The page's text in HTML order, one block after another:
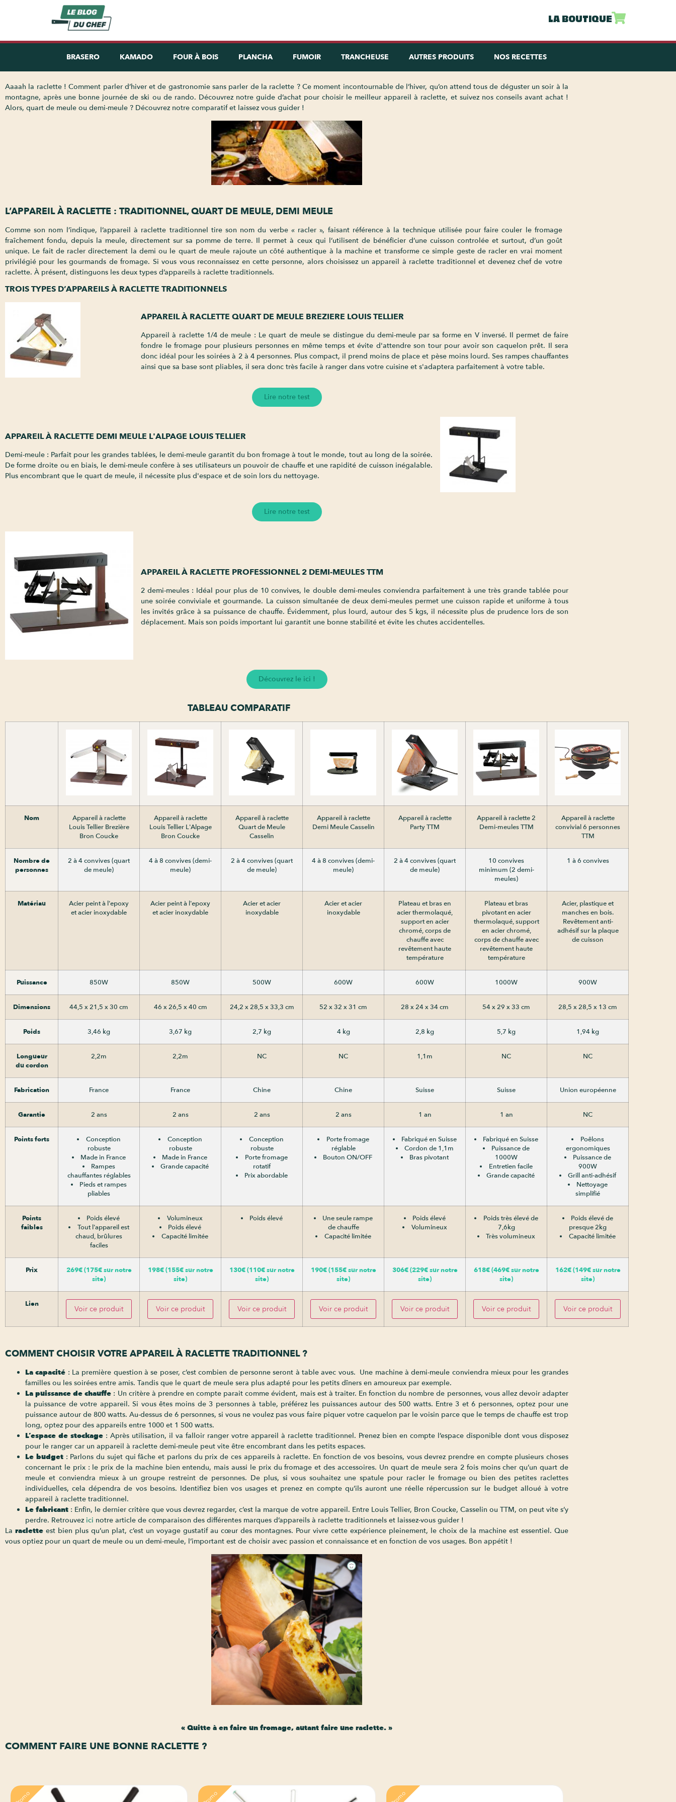
LA BOUTIQUE
BRASERO KAMADO FOUR À BOIS PLANCHA FUMOIR TRANCHEUSE AUTRES PRODUITS NOS RECETTES
Aaaah la raclette ! Comment parler d’hiver et de gastronomie sans parler de la raclette ? Ce moment incontournable de l’hiver, qu’on attend tous de déguster un soir à la
montagne, après une bonne journée de ski ou de rando. Découvrez notre guide d’achat pour choisir le meilleur appareil à raclette, et suivez nos conseils avant achat !
Alors, quart de meule ou demi-meule ? Découvrez notre comparatif et laissez vous guider !
L’APPAREIL À RACLETTE : TRADITIONNEL, QUART DE MEULE, DEMI MEULE
Comme son nom l’indique, l’appareil à raclette traditionnel tire son nom du verbe « racler », faisant référence à la technique utilisée pour faire couler le fromage
fraîchement fondu, depuis la meule, directement sur sa pomme de terre. Il permet à ceux qui l’utilisent de bénéficier d’une cuisson controlée et surtout, d’un goût
unique. Le fait de racler directement la demi ou le quart de meule rajoute un côté authentique à la machine et transforme ce simple geste de racler en vrai moment
privilégié pour les gourmands de fromage. Si vous vous reconnaissez en cette personne, alors choisissez un appareil à raclette traditionnel et devenez chef de votre
raclette. À présent, distinguons les deux types d’appareils à raclette traditionnels.
TROIS TYPES D’APPAREILS À RACLETTE TRADITIONNELS
APPAREIL À RACLETTE QUART DE MEULE BREZIERE LOUIS TELLIER
Appareil à raclette 1/4 de meule : Le quart de meule se distingue du demi-meule par sa forme en V inversé. Il permet de faire
fondre le fromage pour plusieurs personnes en même temps et évite d'attendre son tour pour avoir son caquelon prêt. Il sera
donc idéal pour les soirées à 2 à 4 personnes. Plus compact, il prend moins de place et pèse moins lourd. Ses rampes chauffantes
ainsi que sa base sont pliables, il sera donc très facile à ranger dans votre cuisine et s'adaptera parfaitement à votre table.
Lire notre test
APPAREIL À RACLETTE DEMI MEULE L'ALPAGE LOUIS TELLIER
Demi-meule : Parfait pour les grandes tablées, le demi-meule garantit du bon fromage à tout le monde, tout au long de la soirée.
De forme droite ou en biais, le demi-meule confère à ses utilisateurs un pouvoir de chauffe et une rapidité de cuisson inégalable.
Plus encombrant que le quart de meule, il nécessite plus d'espace et de soin lors du nettoyage.
Lire notre test
APPAREIL À RACLETTE PROFESSIONNEL 2 DEMI-MEULES TTM
2 demi-meules : Idéal pour plus de 10 convives, le double demi-meules conviendra parfaitement à une très grande tablée pour
une soirée conviviale et gourmande. La cuisson simultanée de deux demi-meules permet une cuisson rapide et uniforme à tous
les invités grâce à sa puissance de chauffe. Évidemment, plus lourd, autour des 5 kgs, il nécessite plus de prudence lors de son
déplacement. Mais son poids important lui garantit une bonne stabilité et évite les chutes accidentelles.
Découvrez le ici !
TABLEAU COMPARATIF
Nom
Appareil à raclette
Louis Tellier Brezière
Bron Coucke
Appareil à raclette
Louis Tellier L'Alpage
Bron Coucke
Appareil à raclette
Quart de Meule
Casselin
Appareil à raclette
Demi Meule Casselin
Appareil à raclette
Party TTM
Appareil à raclette 2
Demi-meules TTM
Appareil à raclette
convivial 6 personnes
TTM
Nombre de
personnes
2 à 4 convives (quart
de meule)
4 à 8 convives (demi-
meule)
2 à 4 convives (quart
de meule)
4 à 8 convives (demi-
meule)
2 à 4 convives (quart
de meule)
10 convives
minimum (2 demi-
meules)
1 à 6 convives
Matériau
Acier peint à l'epoxy
et acier inoxydable
Acier peint à l'epoxy
et acier inoxydable
Acier et acier
inoxydable
Acier et acier
inoxydable
Plateau et bras en
acier thermolaqué,
support en acier
chromé, corps de
chauffe avec
revêtement haute
température
Plateau et bras
pivotant en acier
thermolaqué, support
en acier chromé,
corps de chauffe avec
revêtement haute
température
Acier, plastique et
manches en bois.
Revêtement anti-
adhésif sur la plaque
de cuisson
Puissance 850W 850W 500W 600W 600W 1000W 900W
Dimensions 44,5 x 21,5 x 30 cm 46 x 26,5 x 40 cm 24,2 x 28,5 x 33,3 cm 52 x 32 x 31 cm 28 x 24 x 34 cm 54 x 29 x 33 cm 28,5 x 28,5 x 13 cm
Poids 3,46 kg 3,67 kg 2,7 kg 4 kg 2,8 kg 5,7 kg 1,94 kg
Longueur
du cordon
2,2m 2,2m NC NC 1,1m NC NC
Fabrication France France Chine Chine Suisse Suisse Union européenne
Garantie 2 ans 2 ans 2 ans 2 ans 1 an 1 an NC
Points forts
Conception
robuste
Made in France
Rampes
chauffantes réglables
Pieds et rampes
pliables
Conception
robuste
Made in France
Grande capacité
Conception
robuste
Porte fromage
rotatif
Prix abordable
Porte fromage
réglable
Bouton ON/OFF
Fabriqué en Suisse
Cordon de 1,1m
Bras pivotant
Fabriqué en Suisse
Puissance de
1000W
Entretien facile
Grande capacité
Poêlons
ergonomiques
Puissance de
900W
Grill anti-adhésif
Nettoyage
simplifié
Points
faibles
Poids élevé
Tout l'appareil est
chaud, brûlures
faciles
Volumineux
Poids élevé
Capacité limitée
Poids élevé
Une seule rampe
de chauffe
Capacité limitée
Poids élevé
Volumineux
Poids très élevé de
7,6kg
Très volumineux
Poids élevé de
presque 2kg
Capacité limitée
Prix
269€ (175€ sur notre
site)
198€ (155€ sur notre
site)
130€ (110€ sur notre
site)
190€ (155€ sur notre
site)
306€ (229€ sur notre
site)
618€ (469€ sur notre
site)
162€ (149€ sur notre
site)
Lien
Voir ce produit Voir ce produit Voir ce produit Voir ce produit Voir ce produit Voir ce produit Voir ce produit
COMMENT CHOISIR VOTRE APPAREIL À RACLETTE TRADITIONNEL ?
La capacité : La première question à se poser, c’est combien de personne seront à table avec vous. Une machine à demi-meule conviendra mieux pour les grandes
familles ou les soirées entre amis. Tandis que le quart de meule sera plus adapté pour les petits dîners en amoureux par exemple.
La puissance de chauffe : Un critère à prendre en compte parait comme évident, mais est à traiter. En fonction du nombre de personnes, vous allez devoir adapter
la puissance de votre appareil. Si vous êtes moins de 3 personnes à table, préférez les puissances autour des 500 watts. Entre 3 et 6 personnes, optez pour une
puissance autour de 800 watts. Au-dessus de 6 personnes, si vous ne voulez pas vous faire piquer votre caquelon par le voisin parce que le temps de chauffe est trop
long, optez pour des appareils entre 1000 et 1 500 watts.
L’espace de stockage : Après utilisation, il va falloir ranger votre appareil à raclette traditionnel. Prenez bien en compte l’espace disponible dont vous disposez
pour le ranger car un appareil à raclette demi-meule peut vite être encombrant dans les petits espaces.
Le budget: Parlons du sujet qui fâche et parlons du prix de ces appareils à raclette. En fonction de vos besoins, vous devrez prendre en compte plusieurs choses
concernant le prix : le prix de la machine bien entendu, mais aussi le prix du fromage et des accessoires. Un quart de meule sera 2 fois moins cher qu’un quart de
meule et conviendra mieux à un groupe restreint de personnes. De plus, si vous souhaitez une spatule pour racler le fromage ou bien des petites raclettes
individuelles, cela dépendra de vos besoins. Identifiez bien vos usages et prenez en compte qu’ils auront une réelle répercussion sur le budget alloué à votre
appareil à raclette traditionnel.
Le fabricant : Enfin, le dernier critère que vous devrez regarder, c’est la marque de votre appareil. Entre Louis Tellier, Bron Coucke, Casselin ou TTM, on peut vite s’y
perdre. Retrouvez ici notre article de comparaison des différentes marques d’appareils à raclette traditionnels et laissez-vous guider !
La raclette est bien plus qu’un plat, c’est un voyage gustatif au cœur des montagnes. Pour vivre cette expérience pleinement, le choix de la machine est essentiel. Que
vous optiez pour un quart de meule ou un demi-meule, l’important est de choisir avec passion et connaissance et en fonction de vos usages. Bon appétit !
« Quitte à en faire un fromage, autant faire une raclette. »
COMMENT FAIRE UNE BONNE RACLETTE ?
Promo Promo Promo